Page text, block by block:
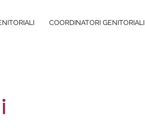
COORDINATORI GENITORIALI